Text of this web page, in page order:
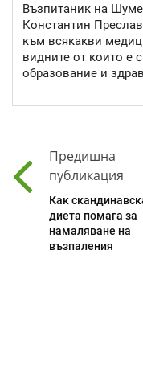
Възпитаник на
Константин
към всякакви
видните от които е
образование и
Предишна
публикация
Как
диета помага за
намаляване на
възпаления